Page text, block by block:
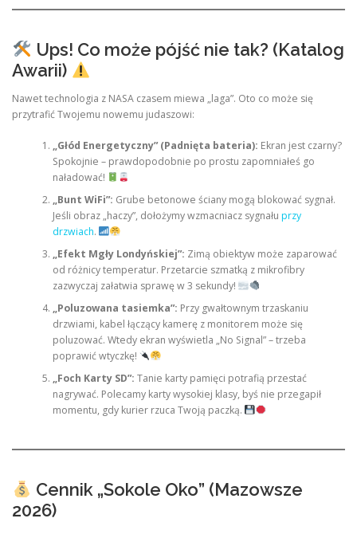
Ups! Co może pójść nie tak? (Katalog
Awarii)
Nawet technologia z NASA czasem miewa „laga”. Oto co może się
przytrafić Twojemu nowemu judaszowi:
„Głód Energetyczny” (Padnięta bateria): Ekran jest czarny?
Spokojnie – prawdopodobnie po prostu zapomniałeś go
naładować!
„Bunt WiFi”: Grube betonowe ściany mogą blokować sygnał.
Jeśli obraz „haczy”, dołożymy wzmacniacz sygnału przy
drzwiach.
„Efekt Mgły Londyńskiej”: Zimą obiektyw może zaparować
od różnicy temperatur. Przetarcie szmatką z mikrofibry
zazwyczaj załatwia sprawę w 3 sekundy!
„Poluzowana tasiemka”: Przy gwałtownym trzaskaniu
drzwiami, kabel łączący kamerę z monitorem może się
poluzować. Wtedy ekran wyświetla „No Signal” – trzeba
poprawić wtyczkę!
„Foch Karty SD”: Tanie karty pamięci potrafią przestać
nagrywać. Polecamy karty wysokiej klasy, byś nie przegapił
momentu, gdy kurier rzuca Twoją paczką.
Cennik „Sokole Oko” (Mazowsze
2026)